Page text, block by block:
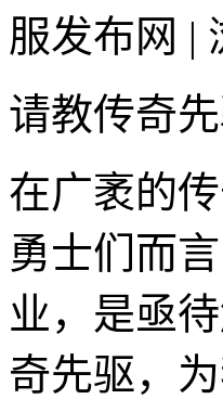
服发布网 |
请教传奇
在广袤的
勇士们而
业，是亟
奇先驱，